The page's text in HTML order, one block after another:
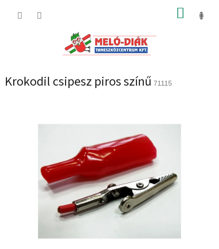
KOSÁR
Krokodil csipesz piros színű 71115